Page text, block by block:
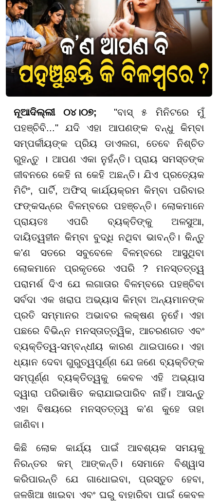
ନୂଆଦିଲ୍ଲୀ ୦୪।୦୭;
"ବାସ୍ ୫ ମିନିଟରେ ମୁଁ
ପହଞ୍ଚିବି..." ଯଦି ଏହା ଆପଣଙ୍କ ବନ୍ଧୁ କିମ୍ବା
ସମ୍ପର୍କୀୟଙ୍କ ପ୍ରିୟ ଡାଏଲଗ, ତେବେ ନିଶ୍ଚିତ
ରୁହନ୍ତୁ । ଆପଣ ଏକା ନୁହଁନ୍ତି। ପ୍ରାୟ ସମସ୍ତଙ୍କ
ଜୀବନରେ କେହି ନା କେହି ଅଛନ୍ତି। ଯିଏ ପ୍ରତ୍ୟେକ
ମିଟିଂ, ପାର୍ଟି, ଅଫିସ୍ କାର୍ଯ୍ୟକ୍ରମ କିମ୍ବା ପରିବାର
ଫଙ୍କସନ୍ରେ ବିଳମ୍ବରେ ପହଞ୍ଚନ୍ତି। ଲୋକମାନେ
ପ୍ରାୟତଃ ଏପରି ବ୍ୟକ୍ତିଙ୍କୁ ଅଳସୁଆ,
ଦାୟିତ୍ୱହୀନ କିମ୍ବା ବୁଦ୍ଧି ନଥିବା ଭାବନ୍ତି। କିନ୍ତୁ
କ'ଣ ସତରେ ସବୁବେଳେ ବିଳମ୍ବରେ ଆସୁଥିବା
ଲୋକମାନେ ପ୍ରକୃତରେ ଏପରି ? ମନସ୍ତତ୍ତ୍ୱ
ପରାମର୍ଶ ଦିଏ ଯେ ଲଗାତାର ବିଳମ୍ବରେ ପହଞ୍ଚିବା
ସର୍ବଦା ଏକ ଖରାପ ଅଭ୍ୟାସ କିମ୍ବା ଅନ୍ୟମାନଙ୍କ
ପ୍ରତି ସମ୍ମାନର ଅଭାବର ଲକ୍ଷଣ ନୁହେଁ। ଏହା
ପଛରେ ବିଭିନ୍ନ ମନସ୍ତାତ୍ତ୍ୱିକ, ଆଚରଣଗତ ଏବଂ
ବ୍ୟକ୍ତିତ୍ୱ-ସମ୍ବନ୍ଧୀୟ କାରଣ ଥାଇପାରେ। ଏହା
ଧ୍ୟାନ ଦେବା ଗୁରୁତ୍ୱପୂର୍ଣ୍ଣ ଯେ ଜଣେ ବ୍ୟକ୍ତିଙ୍କ
ସମ୍ପୂର୍ଣ୍ଣ ବ୍ୟକ୍ତିତ୍ୱକୁ କେବଳ ଏହି ଅଭ୍ୟାସ
ଦ୍ୱାରା ପରିଭାଷିତ କରାଯାଇପାରିବ ନାହିଁ। ଆସନ୍ତୁ
ଏହା ବିଷୟରେ ମନସ୍ତତ୍ତ୍ୱ କ'ଣ କୁହେ ତାହା
ଜାଣିବା।
କିଛି ଲୋକ କାର୍ଯ୍ୟ ପାଇଁ ଆବଶ୍ୟକ ସମୟକୁ
ନିରନ୍ତର କମ୍ ଆଙ୍କନ୍ତି। ସେମାନେ ବିଶ୍ୱାସ
କରିପାରନ୍ତି ଯେ ଗାଧୋଇବା, ପ୍ରସ୍ତୁତ ହେବା,
ଜଳଖିଆ ଖାଇବା ଏବଂ ଘରୁ ବାହାରିବା ପାଇଁ କେବଳ